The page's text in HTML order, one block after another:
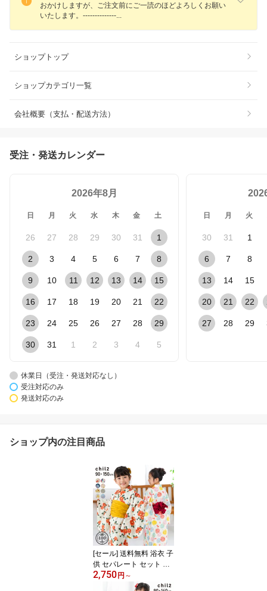
おかけしますが、ご注文前にご一読のほどよろしくお願い
いたします。--------------
ショップトップ
ショップカテゴリ一覧
会社概要（支払・配送方法）
受注・発送カレンダー
2026年8月
日 月 火 水 木 金 土
26 27 28 29 30 31 1
2 3 4 5 6 7 8
9 10 11 12 13 14 15
16 17 18 19 20 21 22
23 24 25 26 27 28 29
30 31 1 2 3 4 5
日 月 火
30 31 1
6 7 8
13 14 15
20 21 22
27 28 29
休業日（受注・発送対応なし）
受注対応のみ
発送対応のみ
ショップ内の注目商品
[セール] 送料無料 浴衣 子
供 セパレート セット 女
の子 ワンピース サンド
レス キッズ ベビー 2Way
2,750 円 ～